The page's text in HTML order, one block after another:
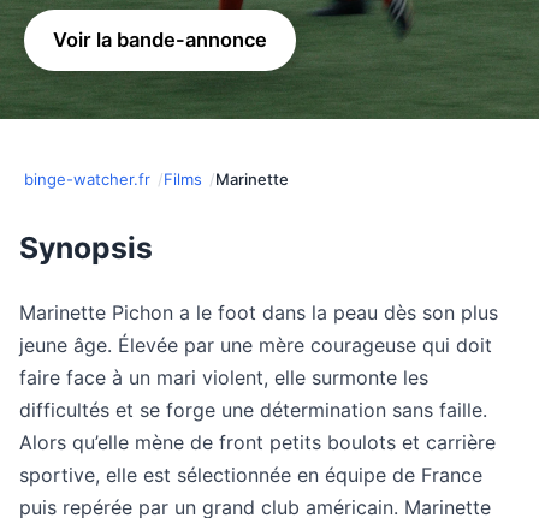
Voir la bande-annonce
binge-watcher.fr Films Marinette
Synopsis
Marinette Pichon a le foot dans la peau dès son plus
jeune âge. Élevée par une mère courageuse qui doit
faire face à un mari violent, elle surmonte les
difficultés et se forge une détermination sans faille.
Alors qu’elle mène de front petits boulots et carrière
sportive, elle est sélectionnée en équipe de France
puis repérée par un grand club américain. Marinette